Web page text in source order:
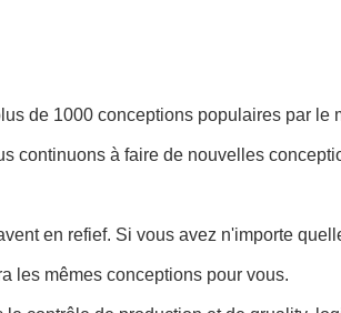
de 1000 conceptions populaires par le
continuons à faire de nouvelles
en refief. Si vous avez n'importe
les mêmes conceptions pour vous.